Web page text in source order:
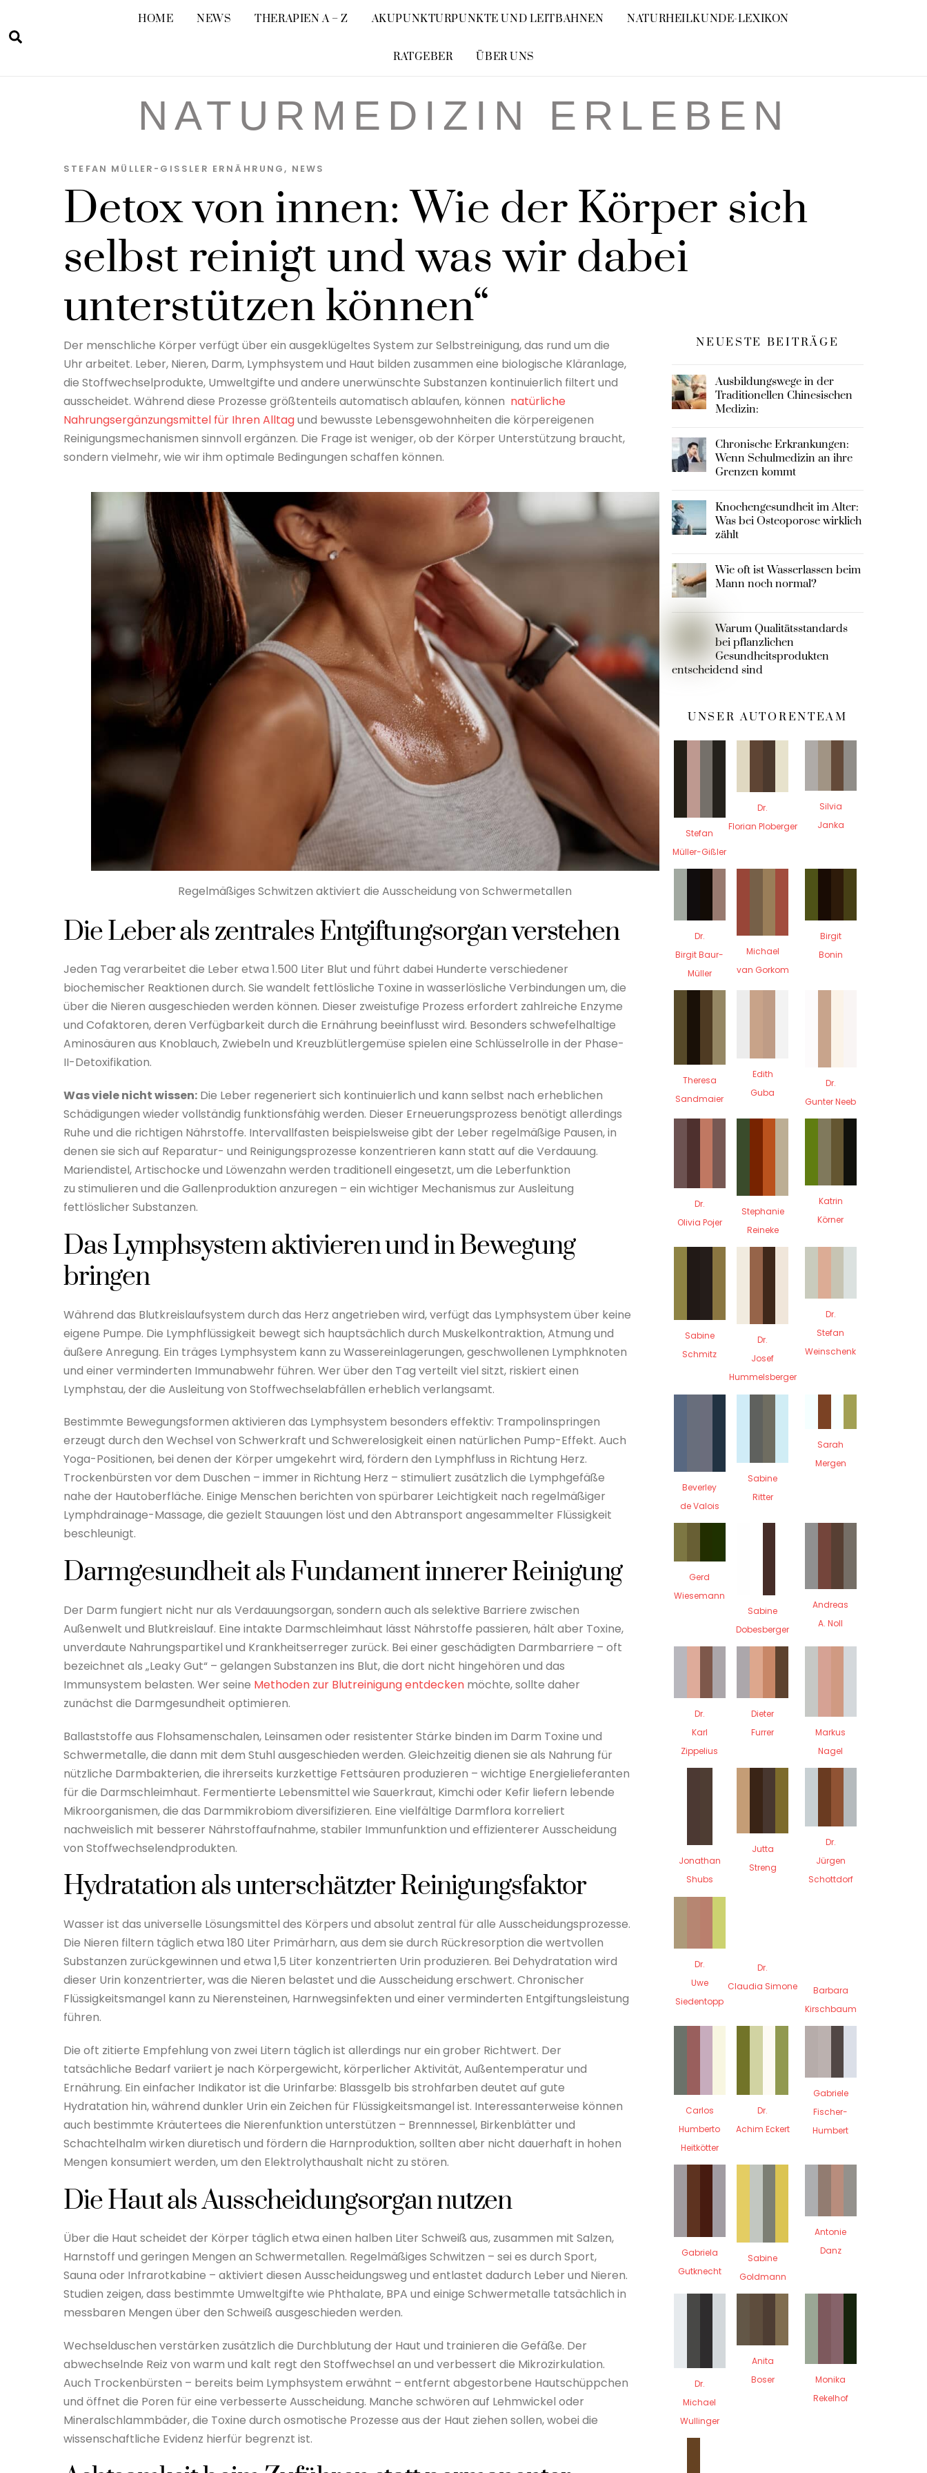
content
NATURMEDIZIN ERLEBEN
HOME NEWS THERAPIEN A – Z AKUPUNKTURPUNKTE UND LEITBAHNEN NATURHEILKUNDE-LEXIKON
RATGEBER ÜBER UNS
Detox von innen: Wie der Körper sich
selbst reinigt und was wir dabei
unterstützen können“
STEFAN MÜLLER-GISSLER ERNÄHRUNG, NEWS
Der menschliche Körper verfügt über ein ausgeklügeltes System zur Selbstreinigung, das rund um die
Uhr arbeitet. Leber, Nieren, Darm, Lymphsystem und Haut bilden zusammen eine biologische Kläranlage,
die Stoffwechselprodukte, Umweltgifte und andere unerwünschte Substanzen kontinuierlich filtert und
ausscheidet. Während diese Prozesse größtenteils automatisch ablaufen, können natürliche
Nahrungsergänzungsmittel für Ihren Alltagund bewusste Lebensgewohnheiten die körpereigenen
Reinigungsmechanismen sinnvoll ergänzen. Die Frage ist weniger, ob der Körper Unterstützung braucht,
sondern vielmehr, wie wir ihm optimale Bedingungen schaffen können.
Regelmäßiges Schwitzen aktiviert die Ausscheidung von Schwermetallen
Die Leber als zentrales Entgiftungsorgan verstehen
Jeden Tag verarbeitet die Leber etwa 1.500 Liter Blut und führt dabei Hunderte verschiedener
biochemischer Reaktionen durch. Sie wandelt fettlösliche Toxine in wasserlösliche Verbindungen um, die
über die Nieren ausgeschieden werden können. Dieser zweistufige Prozess erfordert zahlreiche Enzyme
und Cofaktoren, deren Verfügbarkeit durch die Ernährung beeinflusst wird. Besonders schwefelhaltige
Aminosäuren aus Knoblauch, Zwiebeln und Kreuzblütlergemüse spielen eine Schlüsselrolle in der Phase-
II-Detoxifikation.
Was viele nicht wissen: Die Leber regeneriert sich kontinuierlich und kann selbst nach erheblichen
Schädigungen wieder vollständig funktionsfähig werden. Dieser Erneuerungsprozess benötigt allerdings
Ruhe und die richtigen Nährstoffe. Intervallfasten beispielsweise gibt der Leber regelmäßige Pausen, in
denen sie sich auf Reparatur- und Reinigungsprozesse konzentrieren kann statt auf die Verdauung.
Mariendistel, Artischocke und Löwenzahn werden traditionell eingesetzt, um die Leberfunktion
zu stimulieren und die Gallenproduktion anzuregen – ein wichtiger Mechanismus zur Ausleitung
fettlöslicher Substanzen.
Das Lymphsystem aktivieren und in Bewegung
bringen
Während das Blutkreislaufsystem durch das Herz angetrieben wird, verfügt das Lymphsystem über keine
eigene Pumpe. Die Lymphflüssigkeit bewegt sich hauptsächlich durch Muskelkontraktion, Atmung und
äußere Anregung. Ein träges Lymphsystem kann zu Wassereinlagerungen, geschwollenen Lymphknoten
und einer verminderten Immunabwehr führen. Wer über den Tag verteilt viel sitzt, riskiert einen
Lymphstau, der die Ausleitung von Stoffwechselabfällen erheblich verlangsamt.
Bestimmte Bewegungsformen aktivieren das Lymphsystem besonders effektiv: Trampolinspringen
erzeugt durch den Wechsel von Schwerkraft und Schwerelosigkeit einen natürlichen Pump-Effekt. Auch
Yoga-Positionen, bei denen der Körper umgekehrt wird, fördern den Lymphfluss in Richtung Herz.
Trockenbürsten vor dem Duschen – immer in Richtung Herz – stimuliert zusätzlich die Lymphgefäße
nahe der Hautoberfläche. Einige Menschen berichten von spürbarer Leichtigkeit nach regelmäßiger
Lymphdrainage-Massage, die gezielt Stauungen löst und den Abtransport angesammelter Flüssigkeit
beschleunigt.
Darmgesundheit als Fundament innerer Reinigung
Der Darm fungiert nicht nur als Verdauungsorgan, sondern auch als selektive Barriere zwischen
Außenwelt und Blutkreislauf. Eine intakte Darmschleimhaut lässt Nährstoffe passieren, hält aber Toxine,
unverdaute Nahrungspartikel und Krankheitserreger zurück. Bei einer geschädigten Darmbarriere – oft
bezeichnet als „Leaky Gut“ – gelangen Substanzen ins Blut, die dort nicht hingehören und das
Immunsystem belasten. Wer seine Methoden zur Blutreinigung entdecken möchte, sollte daher
zunächst die Darmgesundheit optimieren.
Ballaststoffe aus Flohsamenschalen, Leinsamen oder resistenter Stärke binden im Darm Toxine und
Schwermetalle, die dann mit dem Stuhl ausgeschieden werden. Gleichzeitig dienen sie als Nahrung für
nützliche Darmbakterien, die ihrerseits kurzkettige Fettsäuren produzieren – wichtige Energielieferanten
für die Darmschleimhaut. Fermentierte Lebensmittel wie Sauerkraut, Kimchi oder Kefir liefern lebende
Mikroorganismen, die das Darmmikrobiom diversifizieren. Eine vielfältige Darmflora korreliert
nachweislich mit besserer Nährstoffaufnahme, stabiler Immunfunktion und effizienterer Ausscheidung
von Stoffwechselendprodukten.
Hydratation als unterschätzter Reinigungsfaktor
Wasser ist das universelle Lösungsmittel des Körpers und absolut zentral für alle Ausscheidungsprozesse.
Die Nieren filtern täglich etwa 180 Liter Primärharn, aus dem sie durch Rückresorption die wertvollen
Substanzen zurückgewinnen und etwa 1,5 Liter konzentrierten Urin produzieren. Bei Dehydratation wird
dieser Urin konzentrierter, was die Nieren belastet und die Ausscheidung erschwert. Chronischer
Flüssigkeitsmangel kann zu Nierensteinen, Harnwegsinfekten und einer verminderten Entgiftungsleistung
führen.
Die oft zitierte Empfehlung von zwei Litern täglich ist allerdings nur ein grober Richtwert. Der
tatsächliche Bedarf variiert je nach Körpergewicht, körperlicher Aktivität, Außentemperatur und
Ernährung. Ein einfacher Indikator ist die Urinfarbe: Blassgelb bis strohfarben deutet auf gute
Hydratation hin, während dunkler Urin ein Zeichen für Flüssigkeitsmangel ist. Interessanterweise können
auch bestimmte Kräutertees die Nierenfunktion unterstützen – Brennnessel, Birkenblätter und
Schachtelhalm wirken diuretisch und fördern die Harnproduktion, sollten aber nicht dauerhaft in hohen
Mengen konsumiert werden, um den Elektrolythaushalt nicht zu stören.
Die Haut als Ausscheidungsorgan nutzen
Über die Haut scheidet der Körper täglich etwa einen halben Liter Schweiß aus, zusammen mit Salzen,
Harnstoff und geringen Mengen an Schwermetallen. Regelmäßiges Schwitzen – sei es durch Sport,
Sauna oder Infrarotkabine – aktiviert diesen Ausscheidungsweg und entlastet dadurch Leber und Nieren.
Studien zeigen, dass bestimmte Umweltgifte wie Phthalate, BPA und einige Schwermetalle tatsächlich in
messbaren Mengen über den Schweiß ausgeschieden werden.
Wechselduschen verstärken zusätzlich die Durchblutung der Haut und trainieren die Gefäße. Der
abwechselnde Reiz von warm und kalt regt den Stoffwechsel an und verbessert die Mikrozirkulation.
Auch Trockenbürsten – bereits beim Lymphsystem erwähnt – entfernt abgestorbene Hautschüppchen
und öffnet die Poren für eine verbesserte Ausscheidung. Manche schwören auf Lehmwickel oder
Mineralschlammbäder, die Toxine durch osmotische Prozesse aus der Haut ziehen sollen, wobei die
wissenschaftliche Evidenz hierfür begrenzt ist.
NEUESTE BEITRÄGE
Ausbildungswege in der
Traditionellen Chinesischen
Medizin:
Chronische Erkrankungen:
Wenn Schulmedizin an ihre
Grenzen kommt
Knochengesundheit im Alter:
Was bei Osteoporose wirklich
zählt
Wie oft ist Wasserlassen beim
Mann noch normal?
Warum Qualitätsstandards
bei pflanzlichen
Gesundheitsprodukten
entscheidend sind
UNSER AUTORENTEAM
Stefan
Müller-Gißler
Dr.
Florian Ploberger
Silvia
Janka
Dr.
Birgit Baur-
Müller
Michael
van Gorkom
Birgit
Bonin
Theresa
Sandmaier
Edith
Guba
Dr.
Gunter Neeb
Dr.
Olivia Pojer
Stephanie
Reineke
Katrin
Körner
Sabine
Schmitz
Dr.
Josef
Hummelsberger
Dr.
Stefan
Weinschenk
Beverley
de Valois
Sabine
Ritter
Sarah
Mergen
Gerd
Wiesemann
Sabine
Dobesberger
Andreas
A. Noll
Dr.
Karl
Zippelius
Dieter
Furrer
Markus
Nagel
Jonathan
Shubs
Jutta
Streng
Dr.
Jürgen
Schottdorf
Dr.
Uwe
Siedentopp
Dr.
Claudia Simone
Barbara
Kirschbaum
Carlos
Humberto
Heitkötter
Dr.
Achim Eckert
Gabriele
Fischer-
Humbert
Gabriela
Gutknecht
Sabine
Goldmann
Antonie
Danz
Dr.
Michael
Wullinger
Anita
Boser
Monika
Rekelhof